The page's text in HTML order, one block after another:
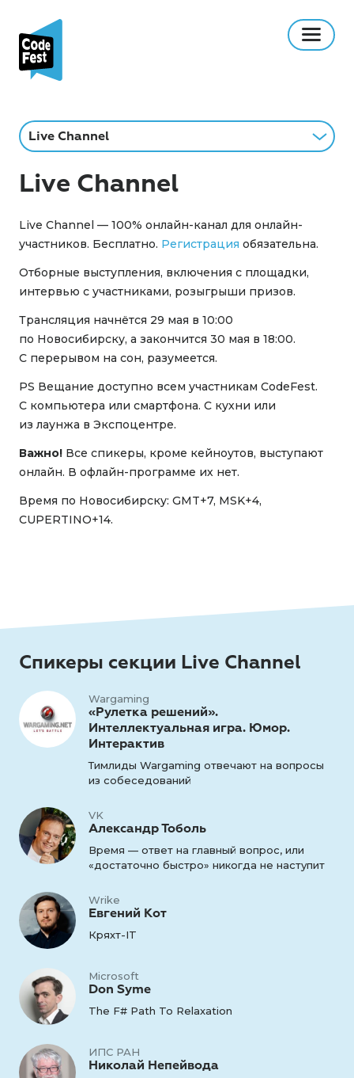
Live Channel
Live Channel
Live Channel — 100% онлайн-канал для онлайн-
участников. Бесплатно. Регистрация обязательна.
Отборные выступления, включения с площадки,
интервью с участниками, розыгрыши призов.
Трансляция начнётся 29 мая в 10:00
по Новосибирску, а закончится 30 мая в 18:00.
С перерывом на сон, разумеется.
PS Вещание доступно всем участникам CodeFest.
С компьютера или смартфона. С кухни или
из лаунжа в Экспоцентре.
Важно! Все спикеры, кроме кейноутов, выступают
онлайн. В офлайн-программе их нет.
Время по Новосибирску: GMT+7, MSK+4,
CUPERTINO+14.
Спикеры секции Live Channel
Wargaming
«Рулетка решений».
Интеллектуальная игра. Юмор.
Интерактив
Тимлиды Wargaming отвечают на вопросы
из собеседований
VK
Александр Тоболь
Время — ответ на главный вопрос, или
«достаточно быстро» никогда не наступит
Wrike
Евгений Кот
Кряхт-IT
Microsoft
Don Syme
The F# Path To Relaxation
ИПС РАН
Николай Непейвода